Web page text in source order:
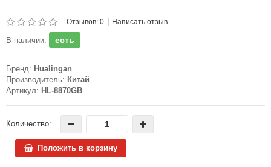
Отзывов: 0 Написать отзыв
В наличии: есть
Бренд: Hualingan
Производитель: Китай
Артикул: HL-8870GB
Количество:
Положить в корзину